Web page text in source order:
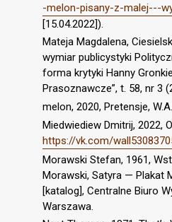
-melon-pisany-z-malej---
[15.04.2022]).
Mateja Magdalena,
wymiar publicystyki
forma krytyki Hanny
Prasoznawcze”, t. 58, nr 3
melon, 2020, Pretensje,
Miedwiediew Dmitrij, 2022,
https://vk.com/
Morawski Stefan, 1961,
Morawski, Satyra — Plakat
[katalog], Centralne Biuro
Warszawa.